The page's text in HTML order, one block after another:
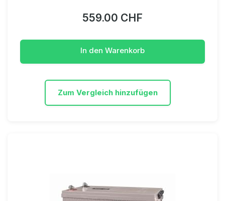
559.00 CHF
In den Warenkorb
Zum Vergleich hinzufügen